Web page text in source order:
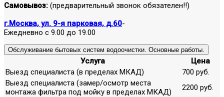
Самовывоз: (предварительный звонок обязателен!!)
г.Москва, ул. 9-я парковая, д.60-
Ежедневно с 9.00 до 19.00
Обслуживание бытовых систем водоочистки. Основные работы.
Услуга
Цена
Выезд специалиста (в пределах МКАД)
700 руб.
Выезд специалиста (замер/осмотр места
монтажа фильтра под мойку в пределах МКАД)
2200 руб.